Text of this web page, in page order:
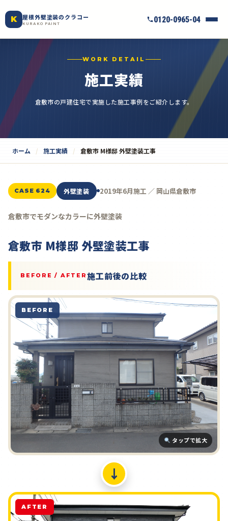
K 屋根外壁塗装のクラコー
KURAKO PAINT 0120-0965-04
WORK DETAIL
施工実績
倉敷市の戸建住宅で実施した施工事例をご紹介します。
ホーム 施工実績 倉敷市 M様邸 外壁塗装工事
CASE 624 外壁塗装 2019年6月施工 ／ 岡山県倉敷市
倉敷市でモダンなカラーに外壁塗装
倉敷市 M様邸 外壁塗装工事
BEFORE / AFTER 施工前後の比較
タップで拡大
BEFORE
↓
AFTER